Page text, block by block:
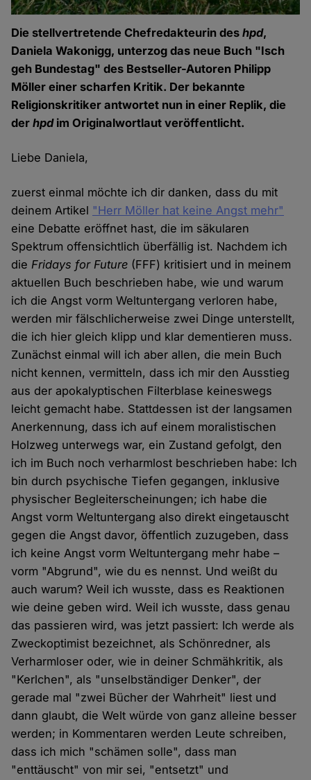
Die stellvertretende Chefredakteurin deshpd,
Daniela Wakonigg, unterzog das neue Buch "Isch
geh Bundestag" des Bestseller-Autoren Philipp
Möller einer scharfen Kritik. Der bekannte
Religionskritiker antwortet nun in einer Replik, die
derhpdim Originalwortlaut veröffentlicht.
Liebe Daniela,
zuerst einmal möchte ich dir danken, dass du mit
deinem Artikel "Herr Möller hat keine Angst mehr"
eine Debatte eröffnet hast, die im säkularen
Spektrum offensichtlich überfällig ist. Nachdem ich
dieFridays for Future (FFF) kritisiert und in meinem
aktuellen Buch beschrieben habe, wie und warum
ich die Angst vorm Weltuntergang verloren habe,
werden mir fälschlicherweise zwei Dinge unterstellt,
die ich hier gleich klipp und klar dementieren muss.
Zunächst einmal will ich aber allen, die mein Buch
nicht kennen, vermitteln, dass ich mir den Ausstieg
aus der apokalyptischen Filterblase keineswegs
leicht gemacht habe. Stattdessen ist der langsamen
Anerkennung, dass ich auf einem moralistischen
Holzweg unterwegs war, ein Zustand gefolgt, den
ich im Buch noch verharmlost beschrieben habe: Ich
bin durch psychische Tiefen gegangen, inklusive
physischer Begleiterscheinungen; ich habe die
Angst vorm Weltuntergang also direkt eingetauscht
gegen die Angst davor, öffentlich zuzugeben, dass
ich keine Angst vorm Weltuntergang mehr habe –
vorm "Abgrund", wie du es nennst. Und weißt du
auch warum? Weil ich wusste, dass es Reaktionen
wie deine geben wird. Weil ich wusste, dass genau
das passieren wird, was jetzt passiert: Ich werde als
Zweckoptimist bezeichnet, als Schönredner, als
Verharmloser oder, wie in deiner Schmähkritik, als
"Kerlchen", als "unselbständiger Denker", der
gerade mal "zwei Bücher der Wahrheit" liest und
dann glaubt, die Welt würde von ganz alleine besser
werden; in Kommentaren werden Leute schreiben,
dass ich mich "schämen solle", dass man
"enttäuscht" von mir sei, "entsetzt" und